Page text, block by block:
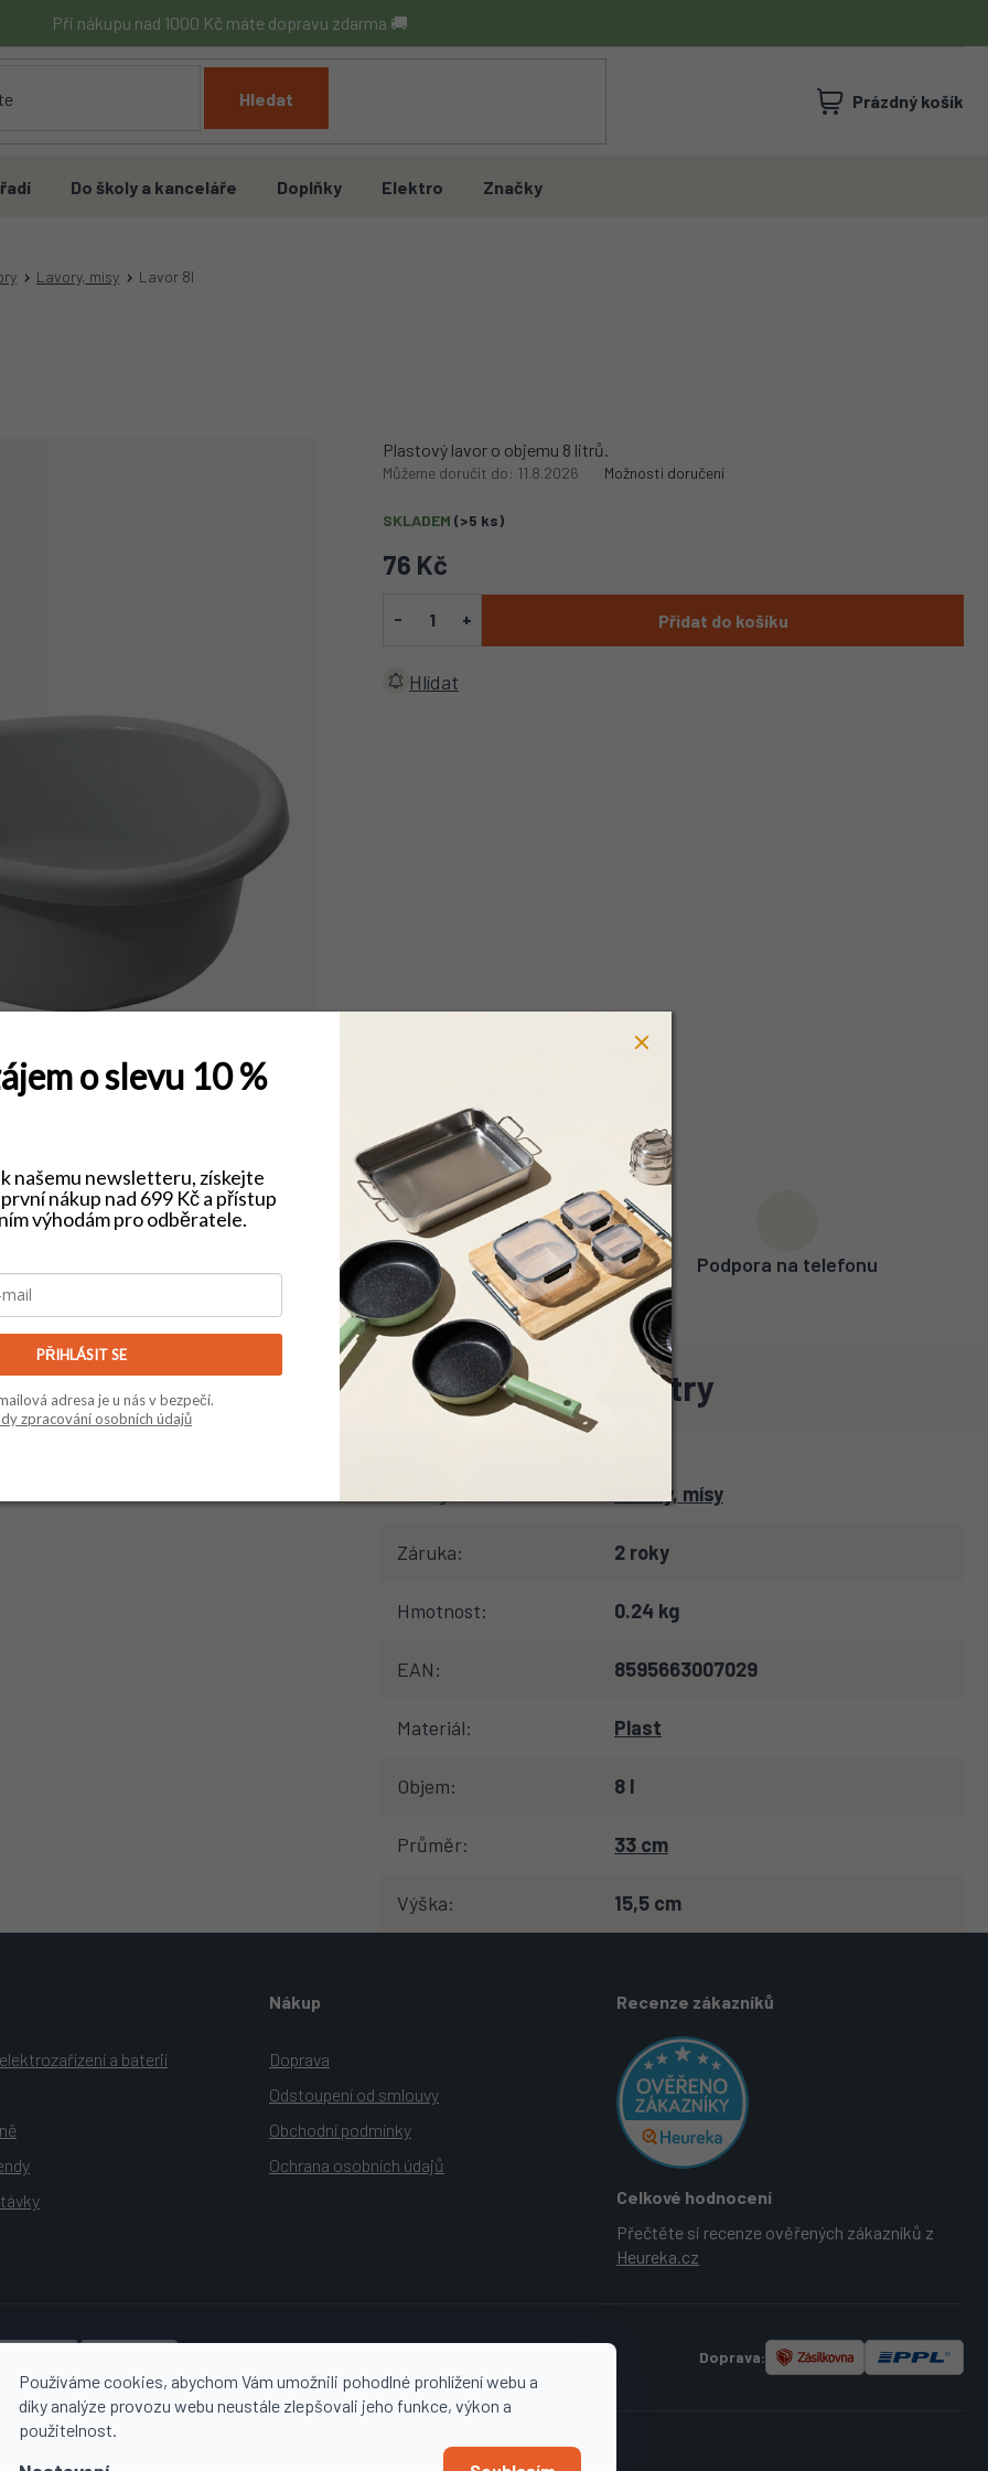
Používáme cookies, abychom Vám umožnili pohodlné prohlížení webu a
díky analýze provozu webu neustále zlepšovali jeho funkce, výkon a
použitelnost.
Při nákupu nad 1000 Kč máte dopravu zdarma 🚚
Hledat
NÁKUPNÍ
Prázdný košík
Do školy a kanceláře Doplňky Elektro Značky
Lavory, mísy Lavor 8l
76 Kč
SKLADEM (>5 ks)
Můžeme doručit do: 11.8.2026 Možnosti doručení
Přidat do košíku
Plastový lavor o objemu 8 litrů.
Hlídat
Ověřený e-shop (Heuréka) Podpora na telefonu
Doplňkové parametry
Lavory, mísy
Záruka: 2 roky
Hmotnost: 0.24 kg
EAN: 8595663007029
Materiál: Plast
Objem: 8 l
Průměr: 33 cm
Výška: 15,5 cm
a baterií
Nákup
Doprava
Odstoupení od smlouvy
Obchodní podmínky
Ochrana osobních údajů
Recenze zákazníků
Celkové hodnocení
Přečtěte si recenze ověřených zákazníků z
Heureka.cz
Doprava:
o slevu 10 %
našemu newsletteru, získejte
nákup nad 699 Kč a přístup
výhodám pro odběratele.
PŘIHLÁSIT SE
adresa je u nás v bezpečí.
zpracování osobních údajů